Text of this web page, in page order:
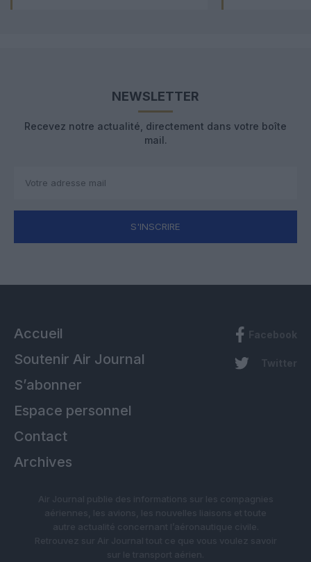
NEWSLETTER
Recevez notre actualité, directement dans votre boîte
mail.
S'INSCRIRE
Accueil
Soutenir Air Journal
S’abonner
Espace personnel
Contact
Archives